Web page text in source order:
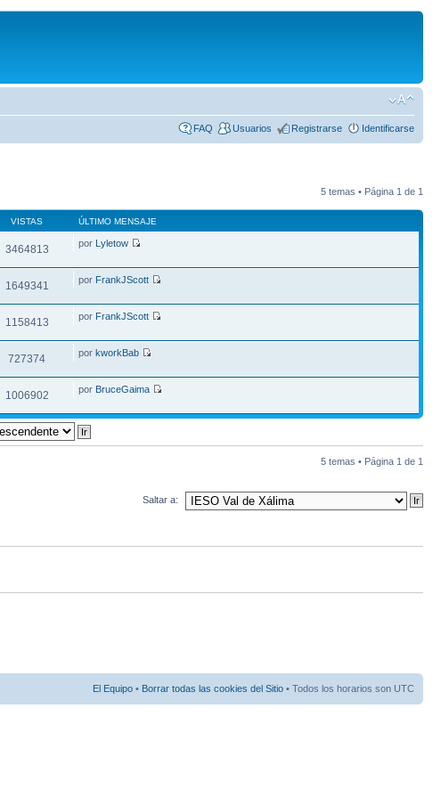
FAQ Usuarios Registrarse Identificarse
5 temas • Página 1 de 1
VISTAS ÚLTIMO MENSAJE
3464813 por Lyletow
1649341 por FrankJScott
1158413 por FrankJScott
727374 porkworkBab
1006902 por BruceGaima
5 temas • Página 1 de 1
Saltar a:
El Equipo • Borrar todas las cookies del Sitio • Todos los horarios son UTC